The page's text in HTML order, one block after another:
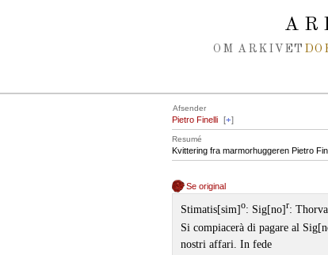
OM ARKIVET
Afsender
Pietro Finelli [+]
Resumé
Kvittering fra marmorhuggeren Pietro
Se original
Stimatis[sim]o: Sig[no]r:
Si compiacerà di pagare al
nostri affari. In fede